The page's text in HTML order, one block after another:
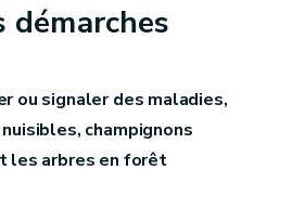
démarches
ou signaler des maladies,
champignons
les arbres en forêt